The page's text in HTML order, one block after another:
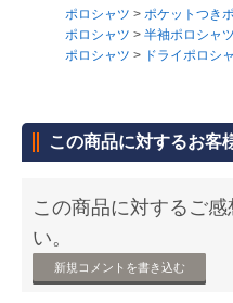
ポロシャツ > ポケットつき
ポロシャツ > 半袖ポロシャツ
ポロシャツ > ドライポロシ
この商品に対するお客
この商品に対するご
い。
新規コメントを書き込む